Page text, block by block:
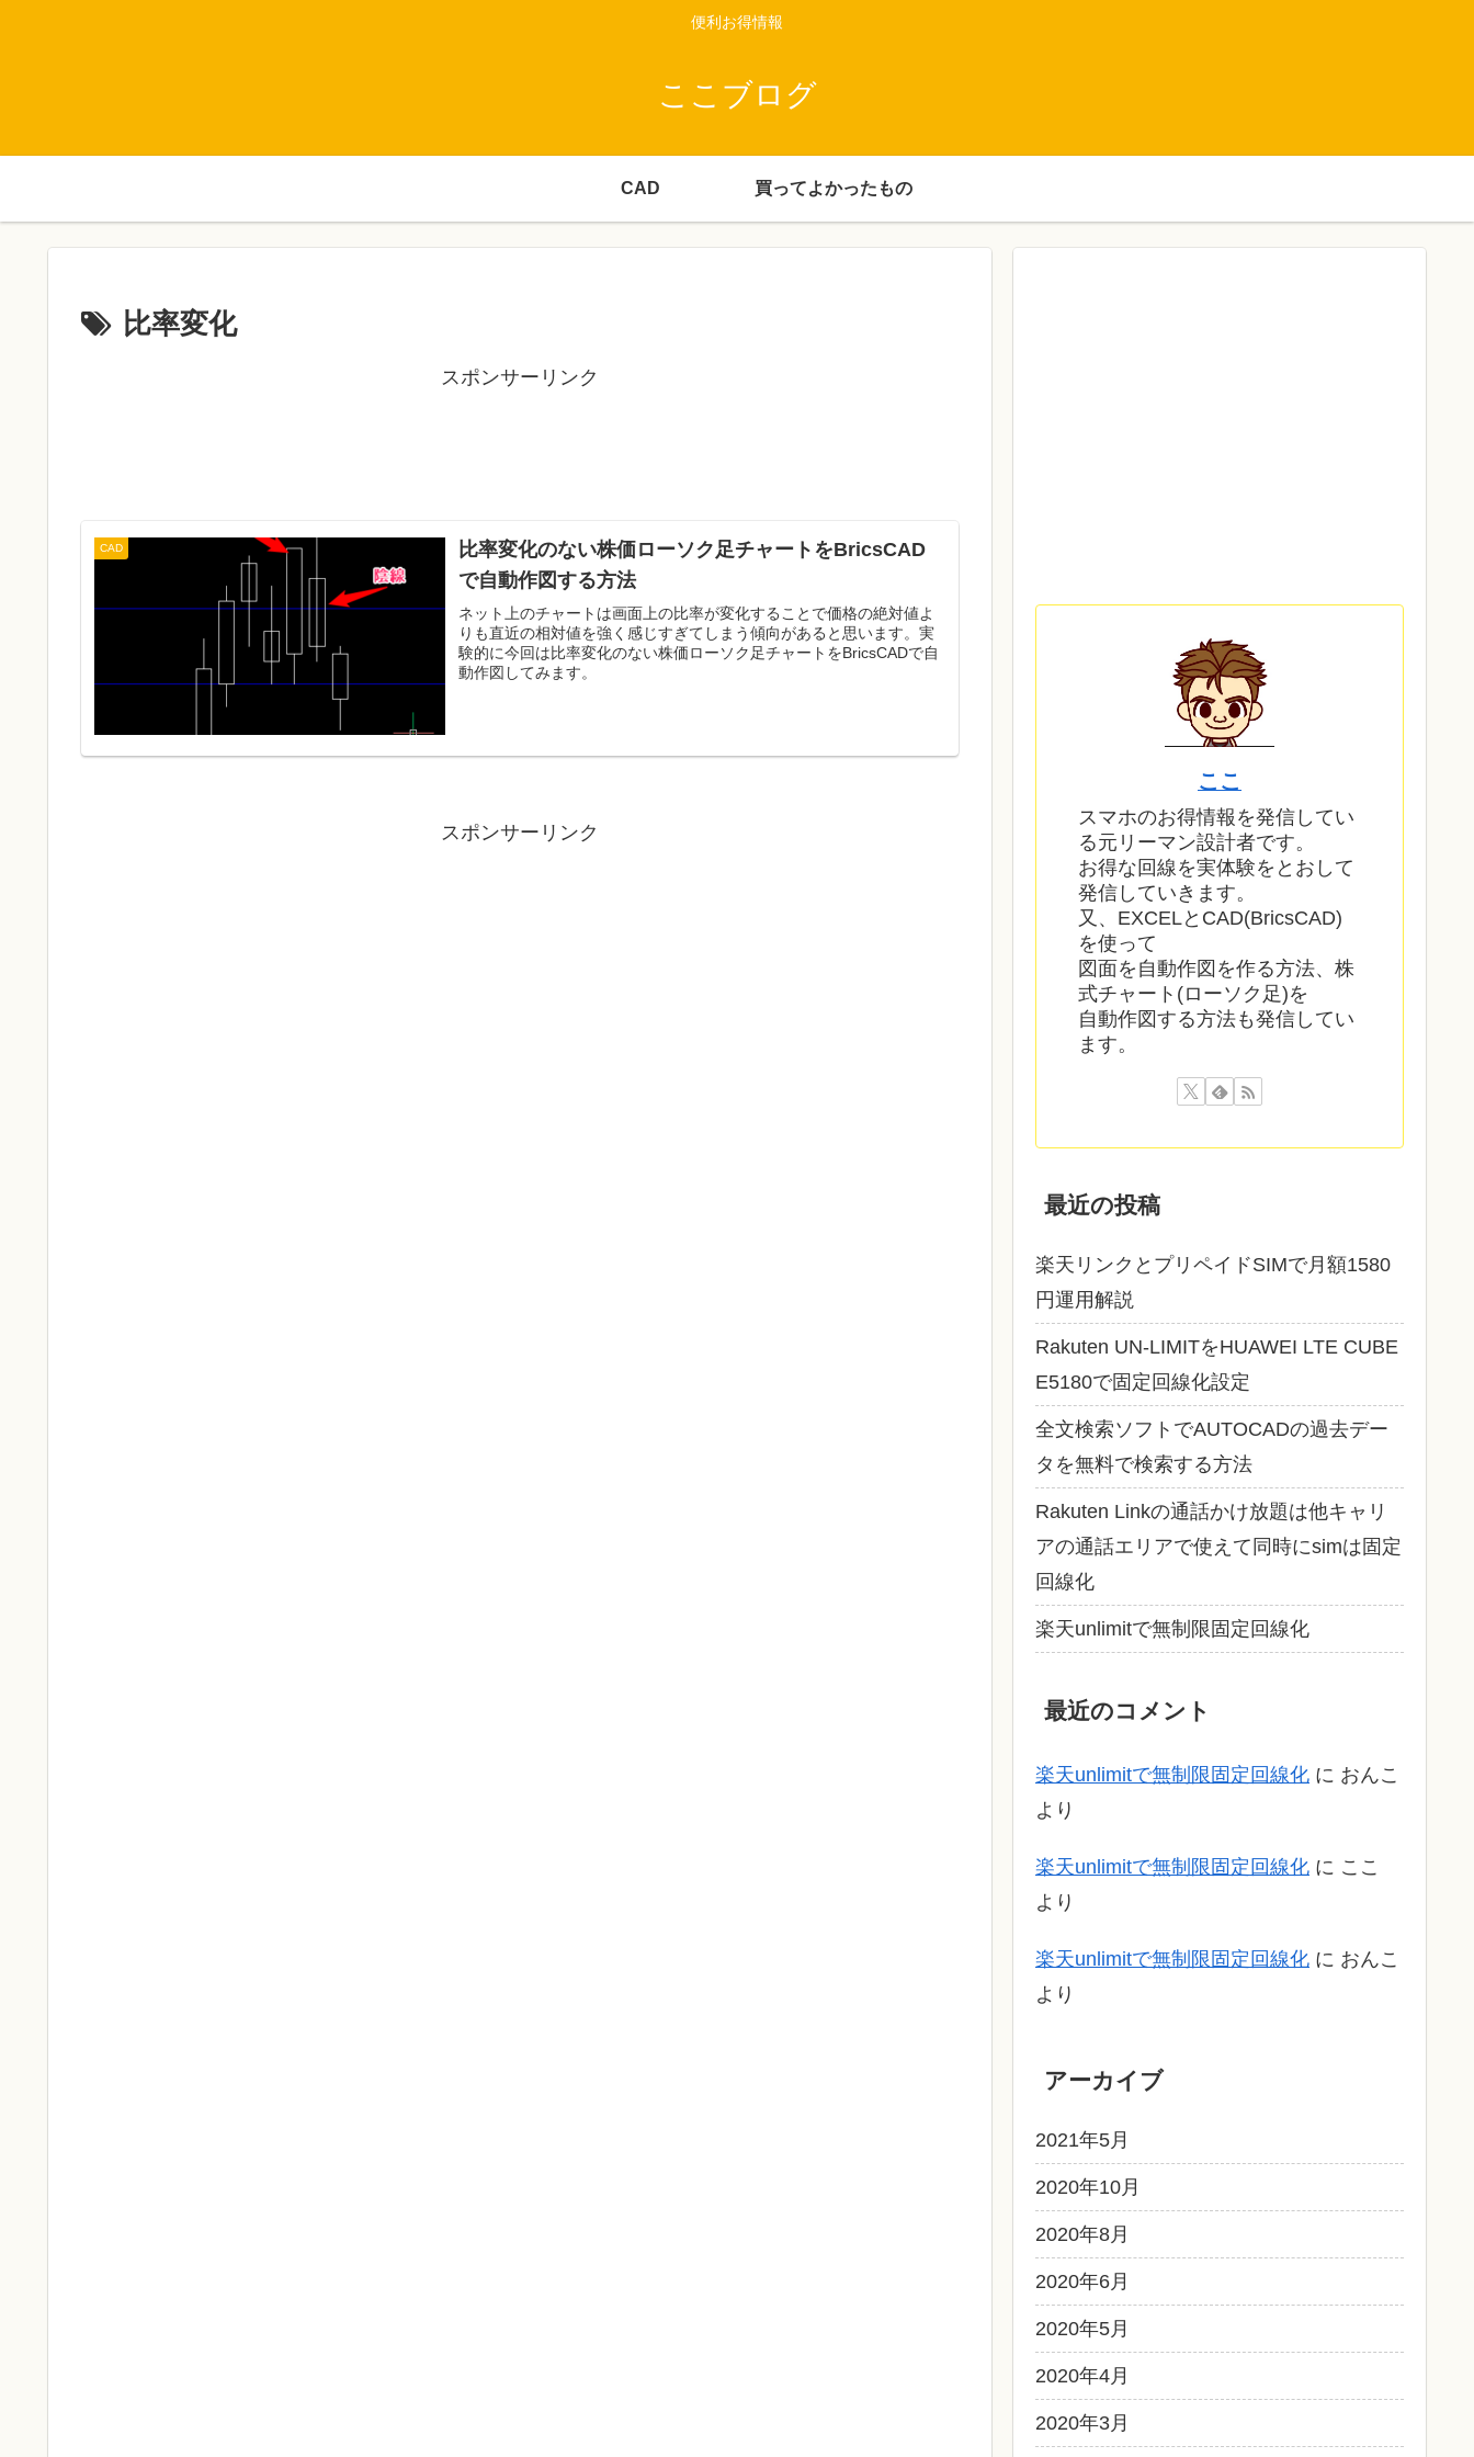
便利お得情報
ここブログ
CAD 買ってよかったもの
比率変化
スポンサーリンク
CAD
比率変化のない株価ローソク足チャートをBricsCAD
で自動作図する方法
ネット上のチャートは画面上の比率が変化することで価格の絶対値よ
りも直近の相対値を強く感じすぎてしまう傾向があると思います。実
験的に今回は比率変化のない株価ローソク足チャートをBricsCADで自
動作図してみます。
スポンサーリンク
ここ
スマホのお得情報を発信してい
る元リーマン設計者です。
お得な回線を実体験をとおして
発信していきます。
又、EXCELとCAD(BricsCAD)
を使って
図面を自動作図を作る方法、株
式チャート(ローソク足)を
自動作図する方法も発信してい
ます。
最近の投稿
楽天リンクとプリペイドSIMで月額1580
円運用解説
Rakuten UN-LIMITをHUAWEI LTE CUBE
E5180で固定回線化設定
全文検索ソフトでAUTOCADの過去デー
タを無料で検索する方法
Rakuten Linkの通話かけ放題は他キャリ
アの通話エリアで使えて同時にsimは固定
回線化
楽天unlimitで無制限固定回線化
最近のコメント
楽天unlimitで無制限固定回線化 に おんこ
より
楽天unlimitで無制限固定回線化 に ここ
より
楽天unlimitで無制限固定回線化 に おんこ
より
アーカイブ
2021年5月
2020年10月
2020年8月
2020年6月
2020年5月
2020年4月
2020年3月